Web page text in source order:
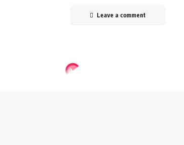
Leave a comment